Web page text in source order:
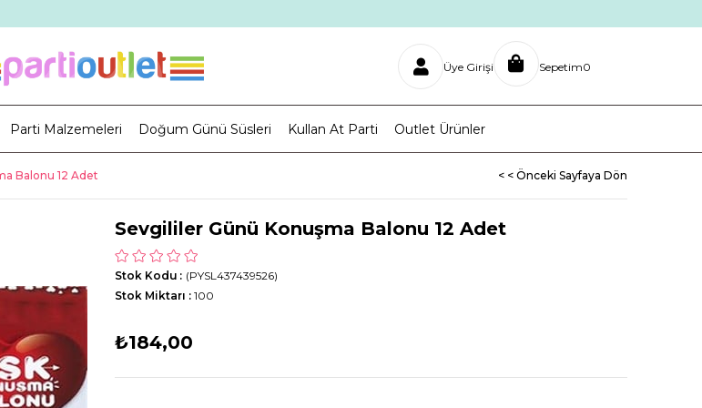
Üye Girişi Sepetim0
Parti Malzemeleri Doğum Günü Süsleri Kullan At Parti Outlet Ürünler
Balonu 12 Adet < < Önceki Sayfaya Dön
Sevgililer Günü Konuşma Balonu 12 Adet
(PYSL437439526)
Stok Kodu
Stok Miktarı : 100
₺184,00